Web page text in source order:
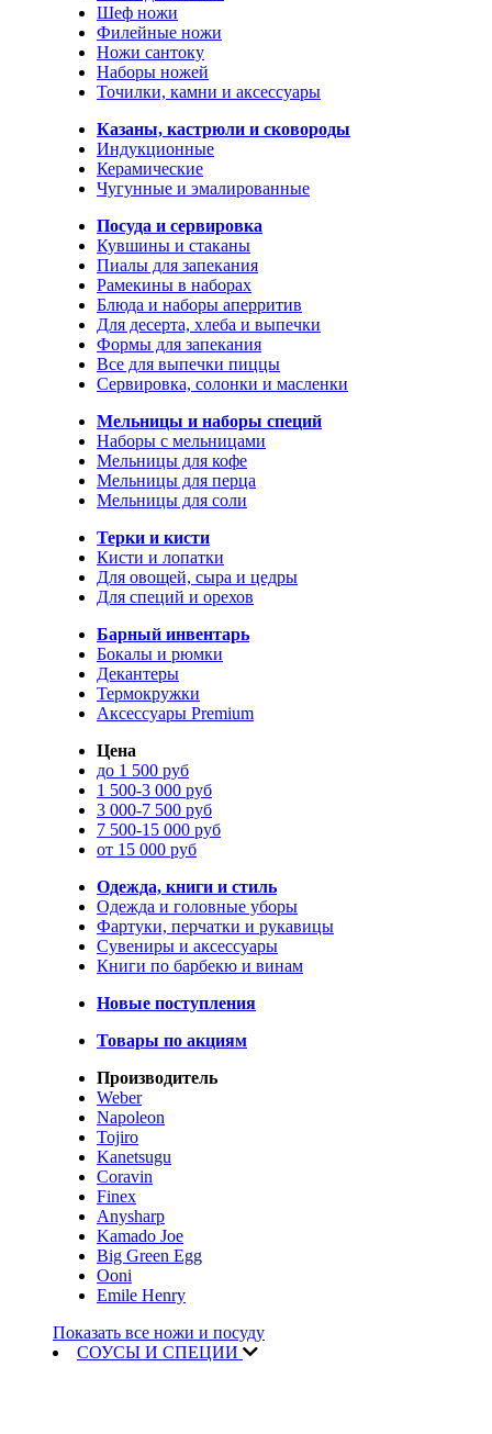
Шеф ножи
Филейные ножи
Ножи сантоку
Наборы ножей
Точилки, камни и аксессуары
Казаны, кастрюли и сковороды
Индукционные
Керамические
Чугунные и эмалированные
Посуда и сервировка
Кувшины и стаканы
Пиалы для запекания
Рамекины в наборах
Блюда и наборы аперритив
Для десерта, хлеба и выпечки
Формы для запекания
Все для выпечки пиццы
Сервировка, солонки и масленки
Мельницы и наборы специй
Наборы с мельницами
Мельницы для кофе
Мельницы для перца
Мельницы для соли
Терки и кисти
Кисти и лопатки
Для овощей, сыра и цедры
Для специй и орехов
Барный инвентарь
Бокалы и рюмки
Декантеры
Термокружки
Аксессуары Premium
Цена
до 1 500 руб
1 500-3 000 руб
3 000-7 500 руб
7 500-15 000 руб
от 15 000 руб
Одежда, книги и стиль
Одежда и головные уборы
Фартуки, перчатки и рукавицы
Сувениры и аксессуары
Книги по барбекю и винам
Новые поступления
Товары по акциям
Производитель
Weber
Napoleon
Tojiro
Kanetsugu
Coravin
Finex
Anysharp
Kamado Joe
Big Green Egg
Ooni
Emile Henry
Показать все ножи и посуду
СОУСЫ И СПЕЦИИ